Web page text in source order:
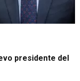
presidente del